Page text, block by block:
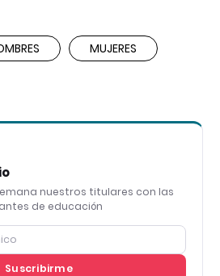
MUJERES
nuestros titulares con las
de educación
Suscribirme